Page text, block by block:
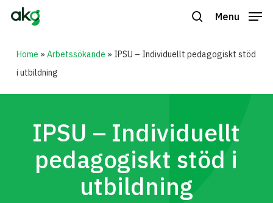
Skip
Menu
Home » Arbetssökande » IPSU – Individuellt pedagogiskt stöd
i utbildning
IPSU – Individuellt
pedagogiskt stöd i
utbildning
Menu